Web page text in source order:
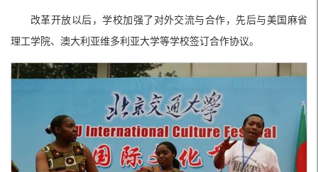
改革开放以后，学校加强了对外交流与合作，先后与美国麻省
理工学院、澳大利亚维多利亚大学等学校签订合作协议。